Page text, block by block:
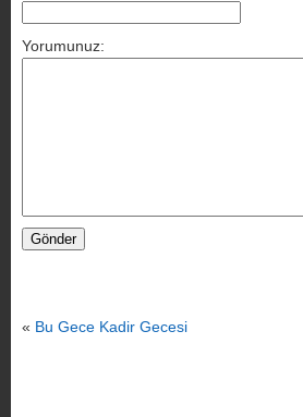
Yorumunuz:
« Bu Gece Kadir Gecesi